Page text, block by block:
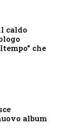
caldo
che
album